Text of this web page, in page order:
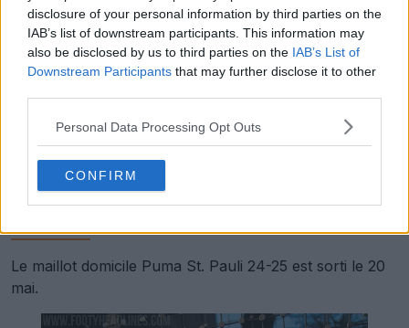
disclosure of your personal information by third parties on the
IAB’s list of downstream participants. This information may
also be disclosed by us to third parties on the IAB’s List of
Downstream Participants that may further disclose it to other
Personal Data Processing Opt Outs
CONFIRM
Découvre tous les maillots du FC St. Pauli sur Football
Kit Archive.
Le maillot domicile Puma St. Pauli 24-25 est sorti le 20
mai.